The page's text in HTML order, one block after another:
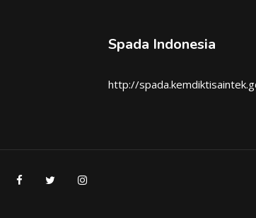
Spada Indonesia
http://